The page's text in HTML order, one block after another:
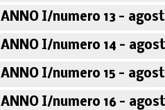
ANNO I/numero 13 -
ANNO I/numero 14 -
ANNO I/numero 15 -
ANNO I/numero 16 -